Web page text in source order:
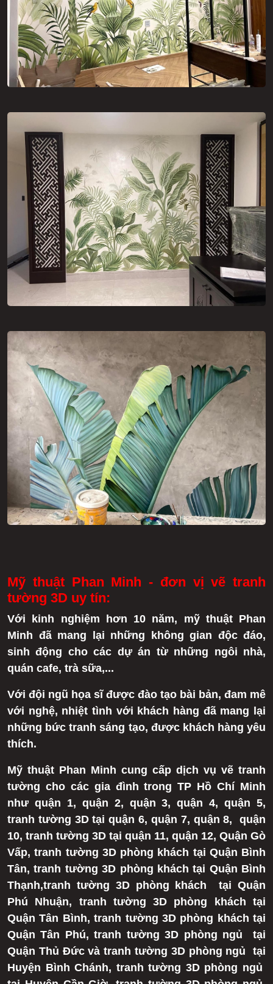
Mỹ thuật Phan Minh - đơn vị vẽ tranh
tường 3D uy tín:
Với kinh nghiệm hơn 10 năm, mỹ thuật Phan
Minh đã mang lại những không gian độc đáo,
sinh động cho các dự án từ những ngôi nhà,
quán cafe, trà sữa,...
Với đội ngũ họa sĩ được đào tạo bài bản, đam mê
với nghệ, nhiệt tình với khách hàng đã mang lại
những bức tranh sáng tạo, được khách hàng yêu
thích.
Mỹ thuật Phan Minh cung cấp dịch vụ vẽ tranh
tường cho các gia đình trong TP Hồ Chí Minh
như quận 1, quận 2, quận 3, quận 4, quận 5,
tranh tường 3D tại quận 6, quận 7, quận 8, quận
10, tranh tường 3D tại quận 11, quận 12, Quận Gò
Vấp, tranh tường 3D phòng khách tại Quận Bình
Tân, tranh tường 3D phòng khách tại Quận Bình
Thạnh,tranh tường 3D phòng khách tại Quận
Phú Nhuận, tranh tường 3D phòng khách tại
Quận Tân Bình, tranh tường 3D phòng khách tại
Quận Tân Phú, tranh tường 3D phòng ngủ tại
Quận Thủ Đức và tranh tường 3D phòng ngủ tại
Huyện Bình Chánh, tranh tường 3D phòng ngủ